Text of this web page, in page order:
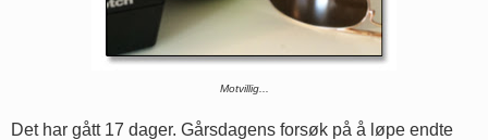
Motvillig...
Det har gått 17 dager. Gårsdagens forsøk på å løpe endte